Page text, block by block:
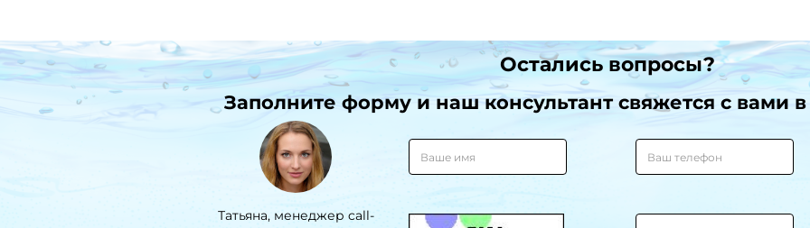
Остались вопросы?
Заполните форму и наш консультант свяжется с вами
Татьяна, менеджер call-